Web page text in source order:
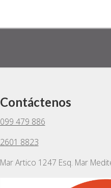
Contáctenos
099 479 886
2601 8823
Mar Artico 1247 Esq. Mar